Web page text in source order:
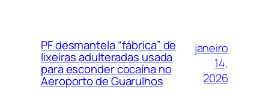
PF desmantela “fábrica” de
lixeiras adulteradas usada
para esconder cocaína no
Aeroporto de Guarulhos
janeiro
14,
2026